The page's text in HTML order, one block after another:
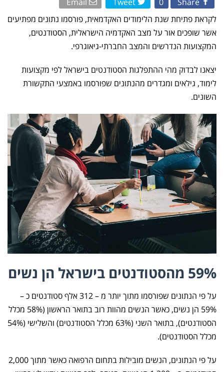
לקראת פתיחת שנת הלימודים האקדמאית, פורסמו נתונים מפתיעים
אשר שופכים אור על מצב האקדמיה הישראלית, הסטודנטים,
המקצועות הנדרשים והמצב החברתי-גיאוגרפי.
יצאנו לבדוק מהי ההתפלגות הסטודנטים בישראל לפי מקצועות
לימוד, גילאים ומגדרים מהנתונים שפורסמו באמצעי התקשורת
השונים.
59% מהסטודנטים בישראל הן נשים
על פי הנתונים שפורסמו מתוך יותר מ – 312 אלף סטודנטים כ –
59% הן נשים, כאשר הנשים מהוות רוב בתואר הראשון (58% מכלל
הסטודנטים), בתואר השני (63% מכלל הסטודנטים) והשלישי (54%
מכלל הסטודנטים).
על פי הנתונים, הנשים מובילות בתחום הרפואה כאשר מתוך 2,000